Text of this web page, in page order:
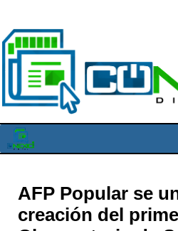
AFP Popular se
creación del